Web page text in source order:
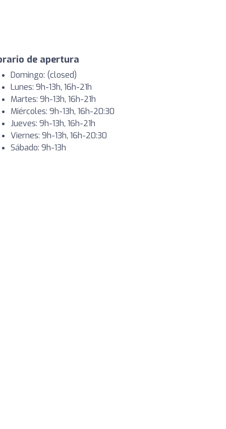
de apertura
Domingo: (closed)
Lunes: 9h-13h, 16h-21h
Martes: 9h-13h, 16h-21h
Miércoles: 9h-13h, 16h-20:30
Jueves: 9h-13h, 16h-21h
Viernes: 9h-13h, 16h-20:30
Sábado: 9h-13h